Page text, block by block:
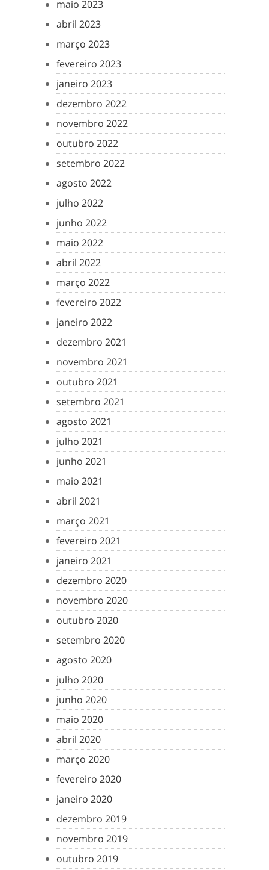
maio 2023
abril 2023
março 2023
fevereiro 2023
janeiro 2023
dezembro 2022
novembro 2022
outubro 2022
setembro 2022
agosto 2022
julho 2022
junho 2022
maio 2022
abril 2022
março 2022
fevereiro 2022
janeiro 2022
dezembro 2021
novembro 2021
outubro 2021
setembro 2021
agosto 2021
julho 2021
junho 2021
maio 2021
abril 2021
março 2021
fevereiro 2021
janeiro 2021
dezembro 2020
novembro 2020
outubro 2020
setembro 2020
agosto 2020
julho 2020
junho 2020
maio 2020
abril 2020
março 2020
fevereiro 2020
janeiro 2020
dezembro 2019
novembro 2019
outubro 2019